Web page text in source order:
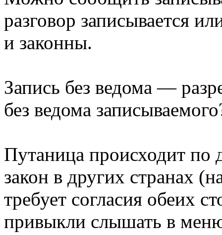
разговор записывается
и законны.
Запись без ведома —
без ведома
Путаница происходит
закон в других странах
требует согласия обеих
привыкли слышать в